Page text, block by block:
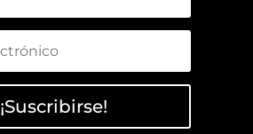
¡Suscribirse!